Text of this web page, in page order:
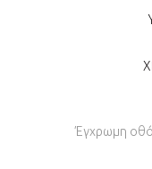
Έγχρωμη